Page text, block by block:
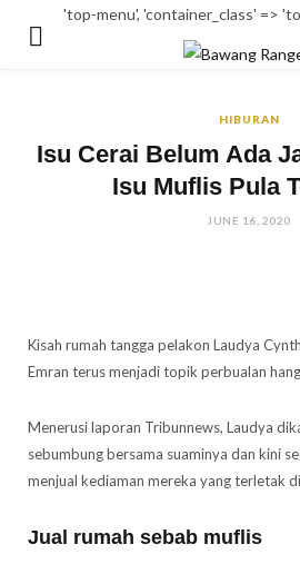
'top-menu', 'container_class' =>
HIBURAN
Isu Cerai Belum Ada
Isu Muflis Pula
JUNE 16, 2020
Kisah rumah tangga pelakon Laudya
Emran terus menjadi topik perbualan
Menerusi laporan Tribunnews, Laudya
sebumbung bersama suaminya dan kini
menjual kediaman mereka yang terletak
Jual rumah sebab muflis